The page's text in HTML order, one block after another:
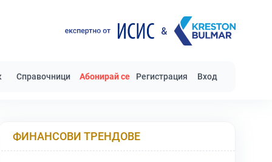
Справочници Абонирай се Регистрация Вход
ФИНАНСОВИ ТРЕНДОВЕ